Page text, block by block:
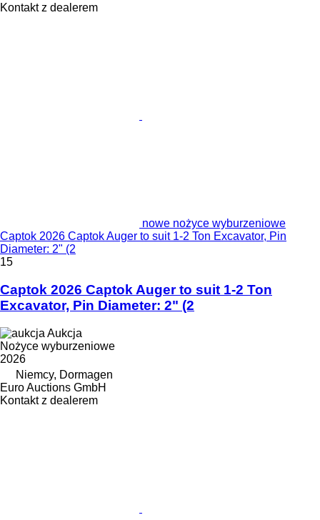
Kontakt z dealerem
nowe nożyce wyburzeniowe
Captok 2026 Captok Auger to suit 1-2 Ton Excavator, Pin
Diameter: 2" (2
15
Captok 2026 Captok Auger to suit 1-2 Ton
Excavator, Pin Diameter: 2" (2
Aukcja
Nożyce wyburzeniowe
2026
Niemcy, Dormagen
Euro Auctions GmbH
Kontakt z dealerem